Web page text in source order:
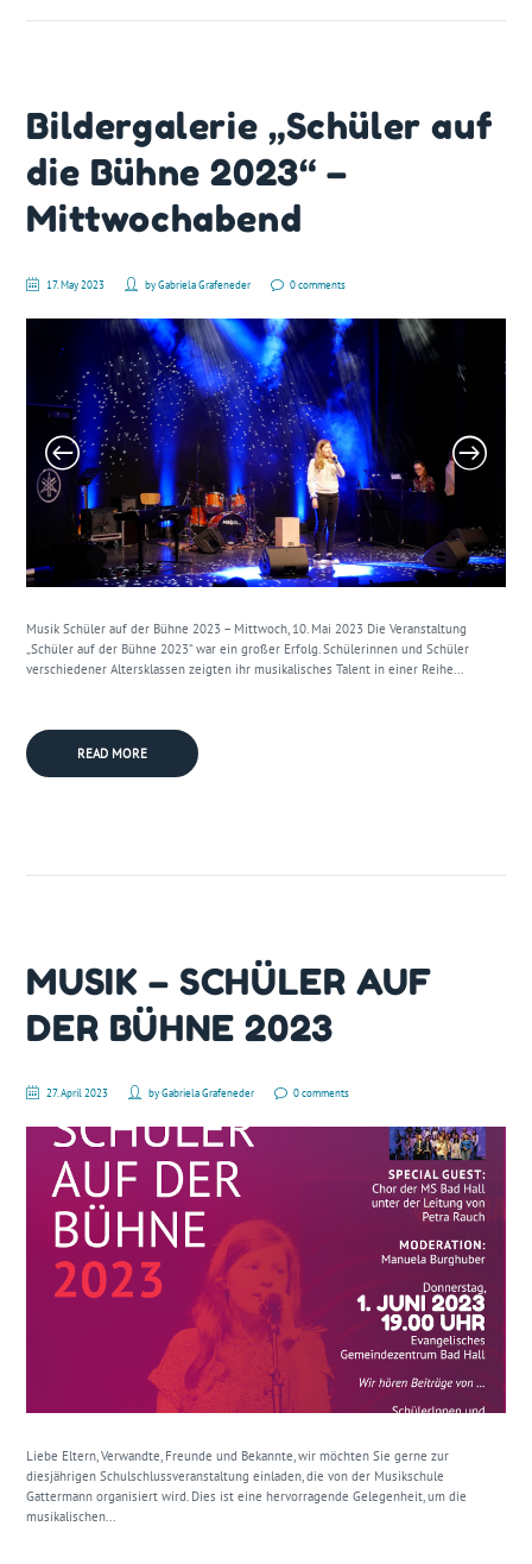
Bildergalerie „Schüler auf
die Bühne 2023“ –
Mittwochabend
17. May 2023 byGabriela Grafeneder 0 comments
Musik Schüler auf der Bühne 2023 – Mittwoch, 10. Mai 2023 Die Veranstaltung
„Schüler auf der Bühne 2023“ war ein großer Erfolg. Schülerinnen und Schüler
verschiedener Altersklassen zeigten ihr musikalisches Talent in einer Reihe...
READ MORE
MUSIK – SCHÜLER AUF
DER BÜHNE 2023
27. April 2023 byGabriela Grafeneder 0 comments
Liebe Eltern, Verwandte, Freunde und Bekannte, wir möchten Sie gerne zur
diesjährigen Schulschlussveranstaltung einladen, die von der Musikschule
Gattermann organisiert wird. Dies ist eine hervorragende Gelegenheit, um die
musikalischen...